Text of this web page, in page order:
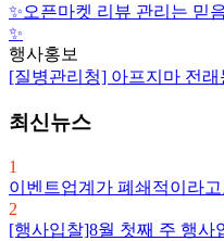
✨오픈마켓 리뷰 관리는 믿
✨
행사홍보
[질병관리청] 아프지마 전
최신뉴스
1
이벤트업계가 폐쇄적이라
2
[행사입찰]8월 첫째 주 행사